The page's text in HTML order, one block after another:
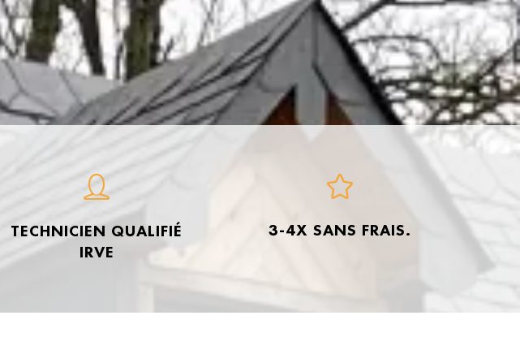
TECHNICIEN QUALIFIÉ
IRVE
3-4X SANS FRAIS.